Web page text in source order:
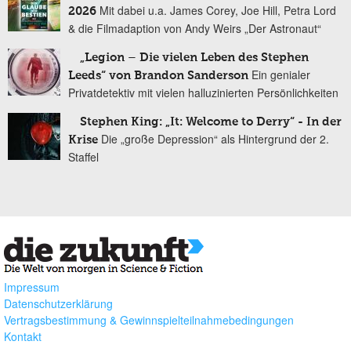
2026 Mit dabei u.a. James Corey, Joe Hill, Petra Lord
& die Filmadaption von Andy Weirs „Der Astronaut“
„Legion – Die vielen Leben des Stephen
Leeds“ von Brandon Sanderson Ein genialer
Privatdetektiv mit vielen halluzinierten Persönlichkeiten
Stephen King: „It: Welcome to Derry“ - In der
Krise Die „große Depression“ als Hintergrund der 2.
Staffel
Impressum
Datenschutzerklärung
Vertragsbestimmung & Gewinnspielteilnahmebedingungen
Kontakt